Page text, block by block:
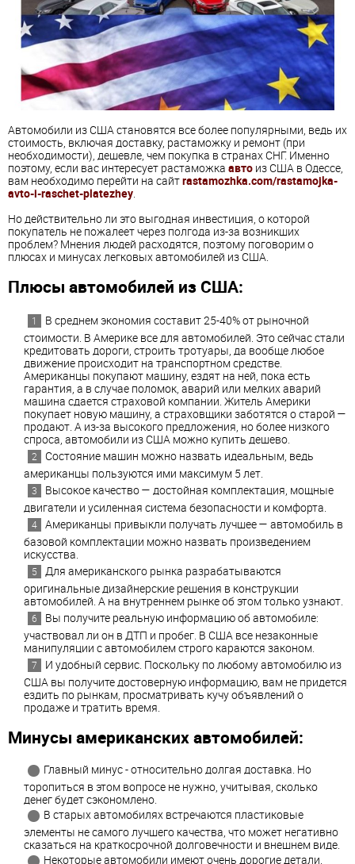
Автомобили из США становятся все более популярными, ведь их
стоимость, включая доставку, растаможку и ремонт (при
необходимости), дешевле, чем покупка в странах СНГ. Именно
поэтому, если вас интересует растаможка авто из США в Одессе,
вам необходимо перейти на сайтrastamozhka.com/rastamojka-
avto-i-raschet-platezhey.
Но действительно ли это выгодная инвестиция, о которой
покупатель не пожалеет через полгода из-за возникших
проблем? Мнения людей расходятся, поэтому поговорим о
плюсах и минусах легковых автомобилей из США.
Плюсы автомобилей из США:
В среднем экономия составит 25-40% от рыночной
стоимости. В Америке все для автомобилей. Это сейчас стали
кредитовать дороги, строить тротуары, да вообще любое
движение происходит на транспортном средстве.
Американцы покупают машину, ездят на ней, пока есть
гарантия, а в случае поломок, аварий или мелких аварий
машина сдается страховой компании. Житель Америки
покупает новую машину, а страховщики заботятся о старой —
продают. А из-за высокого предложения, но более низкого
спроса, автомобили из США можно купить дешево.
Состояние машин можно назвать идеальным, ведь
американцы пользуются ими максимум 5 лет.
Высокое качество — достойная комплектация, мощные
двигатели и усиленная система безопасности и комфорта.
Американцы привыкли получать лучшее — автомобиль в
базовой комплектации можно назвать произведением
искусства.
Для американского рынка разрабатываются
оригинальные дизайнерские решения в конструкции
автомобилей. А на внутреннем рынке об этом только узнают.
Вы получите реальную информацию об автомобиле:
участвовал ли он в ДТП и пробег. В США все незаконные
манипуляции с автомобилем строго караются законом.
И удобный сервис. Поскольку по любому автомобилю из
США вы получите достоверную информацию, вам не придется
ездить по рынкам, просматривать кучу объявлений о
продаже и тратить время.
Минусы американских автомобилей:
Главный минус - относительно долгая доставка. Но
торопиться в этом вопросе не нужно, учитывая, сколько
денег будет сэкономлено.
В старых автомобилях встречаются пластиковые
элементы не самого лучшего качества, что может негативно
сказаться на краткосрочной долговечности и внешнем виде.
Некоторые автомобили имеют очень дорогие детали,